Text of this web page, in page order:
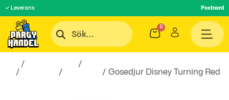
✓ Leverans Postnord
/ /
/ / / Gosedjur Disney Turning Red